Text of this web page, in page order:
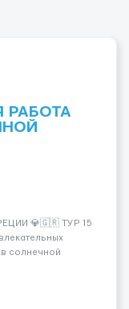
РАБОТА
💎🇬🇷 ТУР 15
солнечной
🔹